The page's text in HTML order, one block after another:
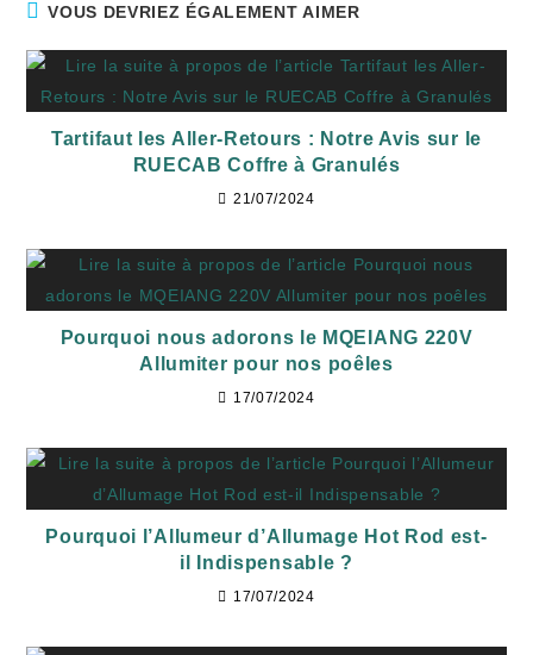
VOUS DEVRIEZ ÉGALEMENT AIMER
Tartifaut les Aller-Retours : Notre Avis sur le
RUECAB Coffre à Granulés
21/07/2024
Pourquoi nous adorons le MQEIANG 220V
Allumiter pour nos poêles
17/07/2024
Pourquoi l’Allumeur d’Allumage Hot Rod est-
il Indispensable ?
17/07/2024